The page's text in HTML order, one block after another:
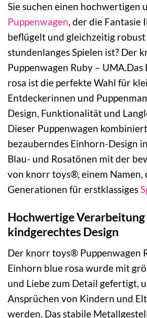
Sie suchen einen hochwertigen
Puppenwagen, der die Fantasie
beflügelt und gleichzeitig
stundenlanges Spielen ist? Der
Puppenwagen Ruby –
rosa ist die perfekte Wahl für
Entdeckerinnen und
Design, Funktionalität und
Dieser Puppenwagen
bezauberndes Einhorn-Design
Blau- und Rosatönen mit der
von knorr toys®, einem Namen,
Generationen für erstklassiges
Hochwertige Verarbeitung
kindgerechtes Design
Der knorr toys® Puppenwagen
Einhorn blue rosa wurde mit
und Liebe zum Detail gefertigt,
Ansprüchen von Kindern und
werden. Das stabile